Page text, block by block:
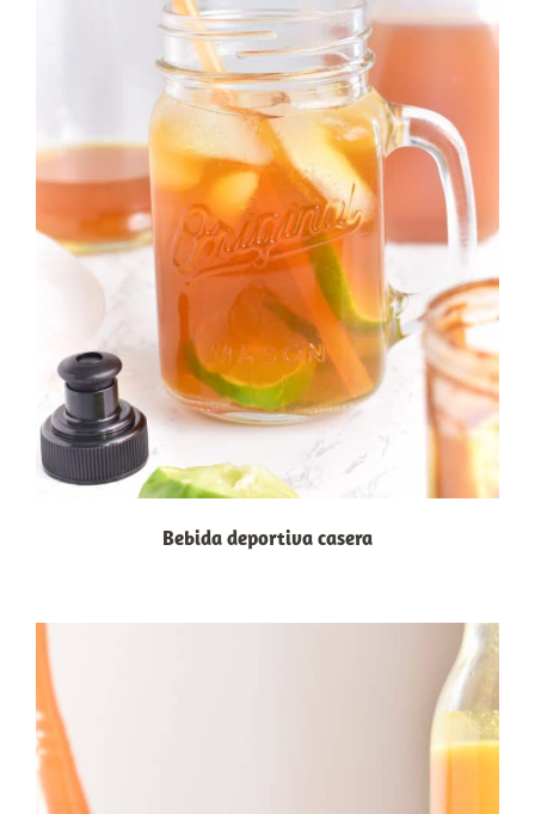
Bebida deportiva casera